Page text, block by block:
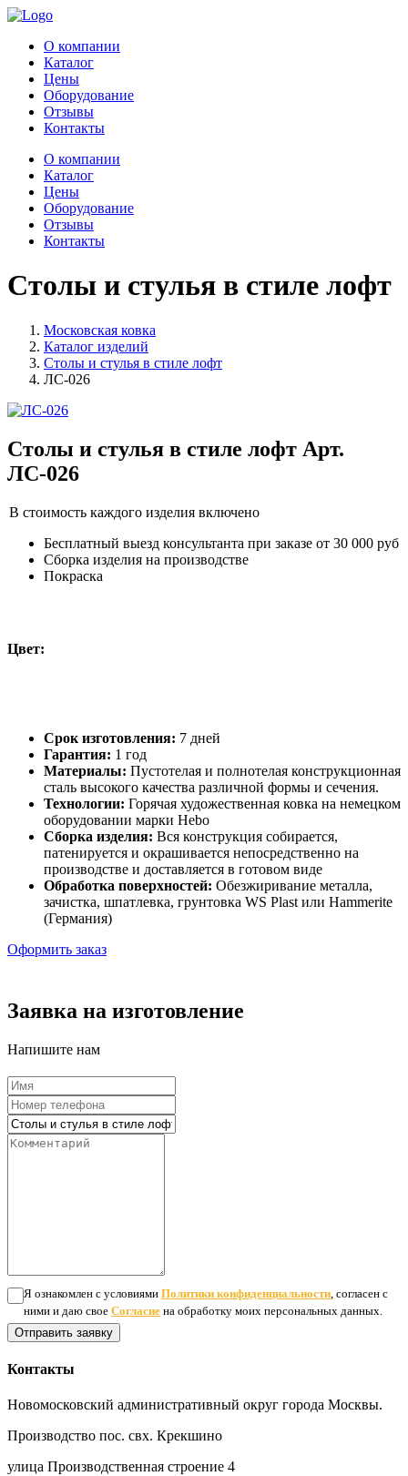
О компании
Каталог
Цены
Оборудование
Отзывы
Контакты
О компании
Каталог
Цены
Оборудование
Отзывы
Контакты
Столы и стулья в стиле лофт
Московская ковка
Каталог изделий
Столы и стулья в стиле лофт
ЛС-026
Столы и стулья в стиле лофт Арт.
ЛС-026
В стоимость каждого изделия включено
Бесплатный выезд консультанта при заказе от 30 000 руб
Сборка изделия на производстве
Покраска
Цвет:
Срок изготовления: 7 дней
Гарантия: 1 год
Материалы: Пустотелая и полнотелая конструкционная
сталь высокого качества различной формы и сечения.
Технологии: Горячая художественная ковка на немецком
оборудовании марки Hebo
Сборка изделия: Вся конструкция собирается,
патенируется и окрашивается непосредственно на
производстве и доставляется в готовом виде
Обработка поверхностей: Обезжиривание металла,
зачистка, шпатлевка, грунтовка WS Plast или Hammerite
(Германия)
Оформить заказ
Заявка на изготовление
Напишите нам
Я ознакомлен с условиями Политики конфиденциальности , согласен с
ними и даю свое Согласие на обработку моих персональных данных.
Отправить заявку
Контакты
Новомосковский административный округ города Москвы.
Производство пос. свх. Крекшино
улица Производственная строение 4